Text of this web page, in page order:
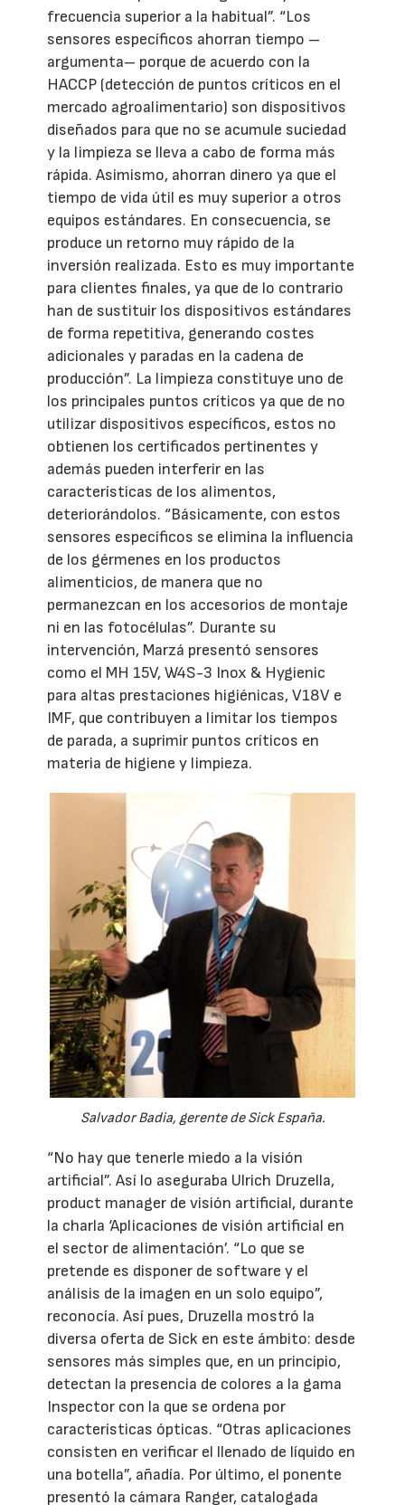
frecuencia superior a la habitual”. “Los
sensores específicos ahorran tiempo –
argumenta– porque de acuerdo con la
HACCP (detección de puntos críticos en el
mercado agroalimentario) son dispositivos
diseñados para que no se acumule suciedad
y la limpieza se lleva a cabo de forma más
rápida. Asimismo, ahorran dinero ya que el
tiempo de vida útil es muy superior a otros
equipos estándares. En consecuencia, se
produce un retorno muy rápido de la
inversión realizada. Esto es muy importante
para clientes finales, ya que de lo contrario
han de sustituir los dispositivos estándares
de forma repetitiva, generando costes
adicionales y paradas en la cadena de
producción”. La limpieza constituye uno de
los principales puntos críticos ya que de no
utilizar dispositivos específicos, estos no
obtienen los certificados pertinentes y
además pueden interferir en las
características de los alimentos,
deteriorándolos. “Básicamente, con estos
sensores específicos se elimina la influencia
de los gérmenes en los productos
alimenticios, de manera que no
permanezcan en los accesorios de montaje
ni en las fotocélulas”. Durante su
intervención, Marzá presentó sensores
como el MH 15V, W4S-3 Inox & Hygienic
para altas prestaciones higiénicas, V18V e
IMF, que contribuyen a limitar los tiempos
de parada, a suprimir puntos críticos en
materia de higiene y limpieza.
Salvador Badia, gerente de Sick España.
“No hay que tenerle miedo a la visión
artificial”. Así lo aseguraba Ulrich Druzella,
product manager de visión artificial, durante
la charla ‘Aplicaciones de visión artificial en
el sector de alimentación’. “Lo que se
pretende es disponer de software y el
análisis de la imagen en un solo equipo”,
reconocía. Así pues, Druzella mostró la
diversa oferta de Sick en este ámbito: desde
sensores más simples que, en un principio,
detectan la presencia de colores a la gama
Inspector con la que se ordena por
características ópticas. “Otras aplicaciones
consisten en verificar el llenado de líquido en
una botella”, añadía. Por último, el ponente
presentó la cámara Ranger, catalogada